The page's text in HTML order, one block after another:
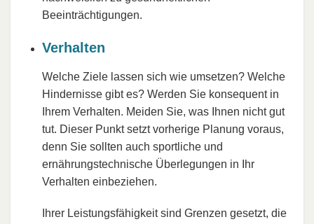
Beeinträchtigungen.
Verhalten
Welche Ziele lassen sich wie umsetzen? Welche
Hindernisse gibt es? Werden Sie konsequent in
Ihrem Verhalten. Meiden Sie, was Ihnen nicht gut
tut. Dieser Punkt setzt vorherige Planung voraus,
denn Sie sollten auch sportliche und
ernährungstechnische Überlegungen in Ihr
Verhalten einbeziehen.
Ihrer Leistungsfähigkeit sind Grenzen gesetzt, die